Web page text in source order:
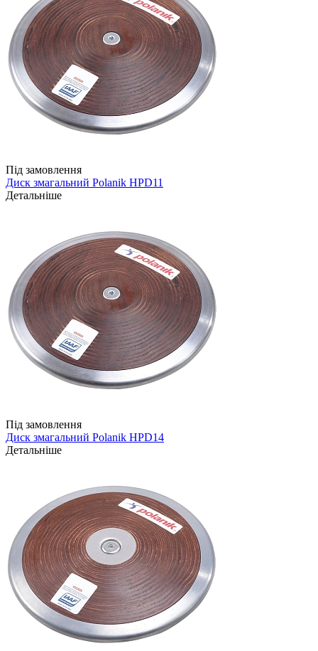
Під замовлення
Диск змагальний Polanik HPD11
Детальніше
Під замовлення
Диск змагальний Polanik HPD14
Детальніше